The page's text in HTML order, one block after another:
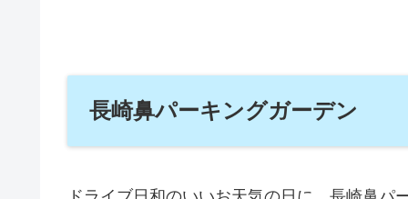
長崎鼻パーキングガーデン